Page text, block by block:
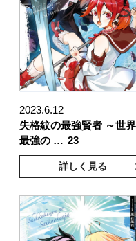
2023.6.12
失格紋の最強賢者 ～世界
最強の … 23
詳しく見る